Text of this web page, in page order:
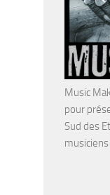
Music
pour
Sud des